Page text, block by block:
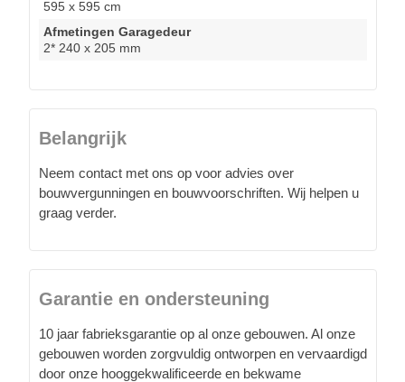
595 x 595 cm
Afmetingen Garagedeur
2* 240 x 205 mm
Belangrijk
Neem contact met ons op voor advies over
bouwvergunningen en bouwvoorschriften. Wij helpen u
graag verder.
Garantie en ondersteuning
10 jaar fabrieksgarantie op al onze gebouwen. Al onze
gebouwen worden zorgvuldig ontworpen en vervaardigd
door onze hooggekwalificeerde en bekwame